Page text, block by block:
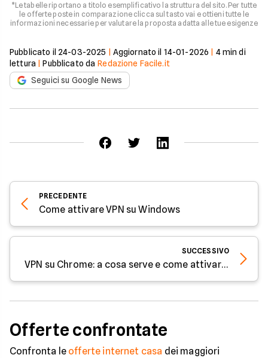
*Le tabelle riportano a titolo esemplificativo la struttura del sito. Per tutte
le offerte poste in comparazione clicca sul tasto vai e ottieni tutte le
informazioni necessarie per valutare la proposta adatta alle tue esigenze
Pubblicato il 24-03-2025 Aggiornato il 14-01-2026 4min di
lettura |Pubblicato da Redazione Facile.it
Seguici su Google News
PRECEDENTE
Come attivare VPN su Windows
SUCCESSIVO
VPN su Chrome: a cosa serve e come attivarla
Offerte confrontate
Confronta le offerte internet casa dei maggiori